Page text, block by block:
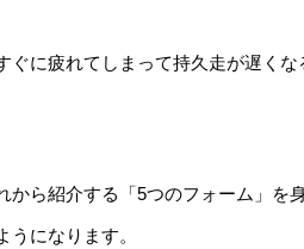
ぐに疲れてしまって持久走が遅くな
から紹介する「5つのフォーム」を
うになります。